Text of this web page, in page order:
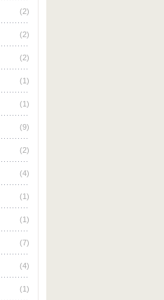
(2)
(2)
(2)
(1)
(1)
(9)
(2)
(4)
(1)
(1)
(7)
(4)
(1)